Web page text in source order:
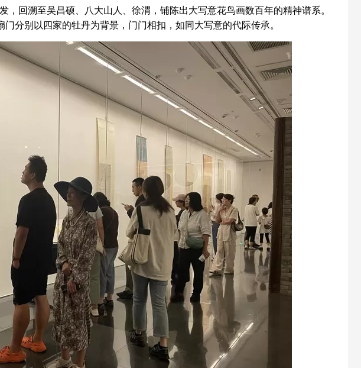
回溯至吴昌硕、八大山人、徐渭，铺陈出大写意花鸟画数百年的精神谱系。
分别以四家的牡丹为背景，门门相扣，如同大写意的代际传承。